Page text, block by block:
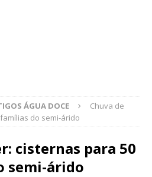
ÁGUA DOCE
Chuva de
do semi-árido
cisternas para 50
semi-árido